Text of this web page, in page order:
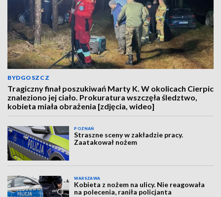
BYDGOSZCZ
Tragiczny finał poszukiwań Marty K. W okolicach Cierpic
znaleziono jej ciało. Prokuratura wszczęła śledztwo,
kobieta miała obrażenia [zdjęcia, wideo]
POZNAŃ
Straszne sceny w zakładzie pracy.
Zaatakował nożem
WARSZAWA
Kobieta z nożem na ulicy. Nie reagowała
na polecenia, raniła policjanta